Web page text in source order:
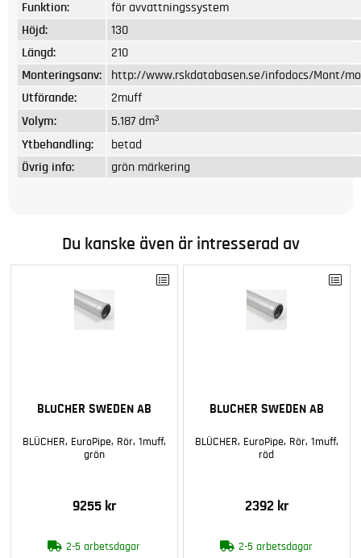
Funktion:
för avvattningssystem
Höjd:
130
Längd:
210
Monteringsanv:
http://www.rskdatabasen.se/infodocs/Mont/
Utförande:
2muff
Volym:
5.187 dm³
Ytbehandling:
betad
Övrig info:
grön märkering
Du kanske även är intresserad av
BLUCHER SWEDEN AB
BLÜCHER, EuroPipe, Rör, 1muff,
grön
9255 kr
2-5 arbetsdagar
BLUCHER SWEDEN AB
BLÜCHER, EuroPipe, Rör, 1muff,
röd
2392 kr
2-5 arbetsdagar